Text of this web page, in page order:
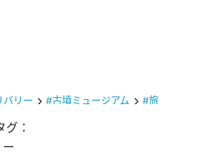
バリー #古墳ミュージアム #旅
：